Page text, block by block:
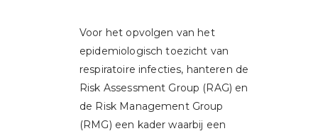
​Voor het opvolgen van het
epidemiologisch toezicht van
respiratoire infecties, hanteren de
Risk Assessment Group (RAG) en
de Risk Management Group
(RMG) een kader waarbij een